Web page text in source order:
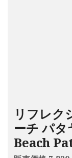
リフレク
ーチ パ
Beach